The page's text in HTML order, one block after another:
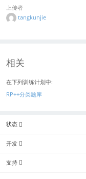
上传者
tangkunjie
相关
在下列训练计划中:
RP++分类题库
状态
开发
支持